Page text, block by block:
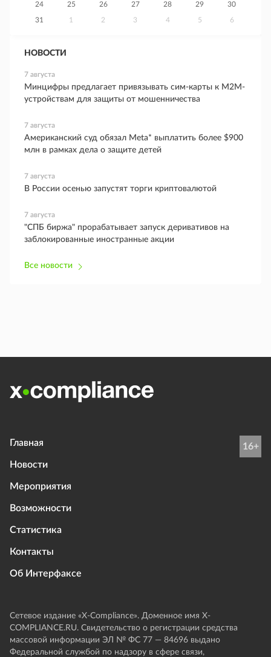
24 25 26 27 28 29 30
31 1 2 3 4 5 6
НОВОСТИ
7 августа
Минцифры предлагает привязывать сим-карты к M2M-
устройствам для защиты от мошенничества
7 августа
Американский суд обязал Meta* выплатить более $900
млн в рамках дела о защите детей
7 августа
В России осенью запустят торги криптовалютой
7 августа
"СПБ биржа" прорабатывает запуск деривативов на
заблокированные иностранные акции
Все новости
Главная
Новости
Мероприятия
Возможности
Статистика
Контакты
Об Интерфаксе
16+
Сетевое издание «Х-Compliance». Доменное имя X-
COMPLIANCE.RU. Свидетельство о регистрации средства
массовой информации ЭЛ № ФС 77 — 84696 выдано
Федеральной службой по надзору в сфере связи,